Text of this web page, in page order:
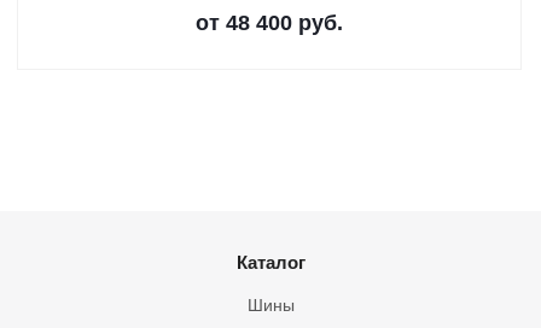
от 48 400 руб.
Каталог
Шины